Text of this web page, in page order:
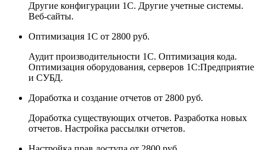
Другие конфигурации 1С. Другие учетные системы.
Веб-сайты.
Оптимизация 1С от 2800 руб.
Аудит производительности 1С. Оптимизация кода.
Оптимизация оборудования, серверов 1С:Предприятие
и СУБД.
Доработка и создание отчетов от 2800 руб.
Доработка существующих отчетов. Разработка новых
отчетов. Настройка рассылки отчетов.